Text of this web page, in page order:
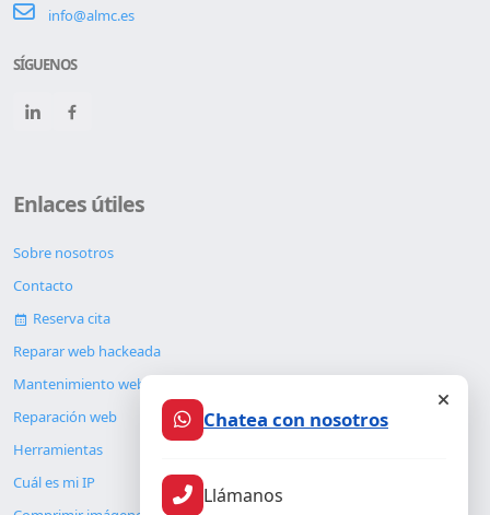
info@almc.es
SÍGUENOS
Enlaces útiles
Sobre nosotros
Contacto
Reserva cita
Reparar web hackeada
Mantenimiento web
Reparación web
Herramientas
Cuál es mi IP
Chatea con nosotros
Llámanos